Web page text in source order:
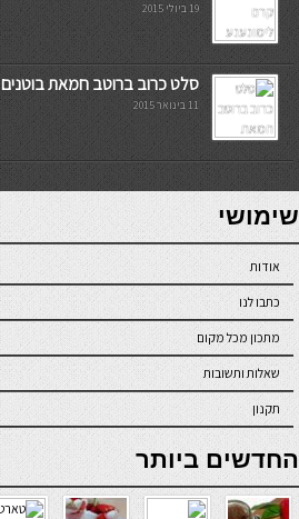
19 ביולי 2015
סלט כרוב ברוטב חמאת בוטנים
11 בינואר 2015
7slots
seriöse online casinos österreich
שימושי
אודות
כתבו לנו
מתכון מכל מקום
שאלות ותשובות
תקנון
online casino
החדשים ביותר